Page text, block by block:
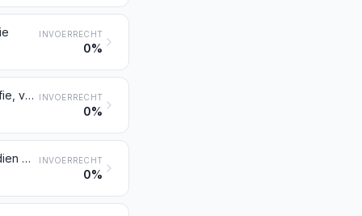
INVOERRECHT
0%
Instrumenten, apparaten en toestellen voor de geodesie, voor de topografie, voor het landmeten, voor de fotogrammetrie, voor de hydrografie, voor de oceanografie, voor de hydrologie, voor de meteorologie of voor de geofysica, andere dan kompassen; afstandmeters INVOERRECHT
0%
Precisiebalansen met een gewichtsgevoeligheid van 5 cg of beter, ook indien met gewichten INVOERRECHT
0%